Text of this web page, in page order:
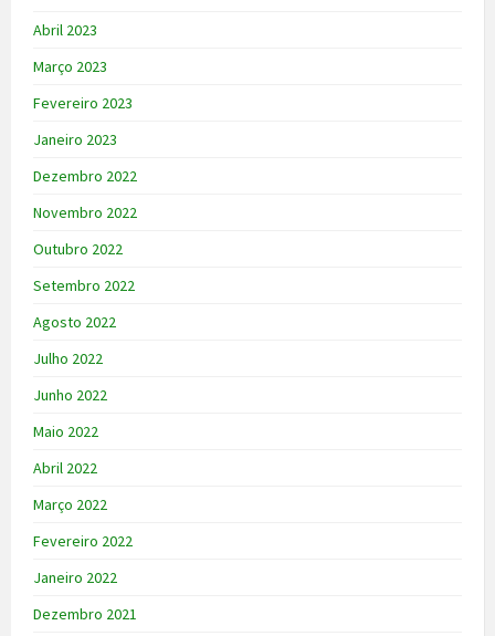
Abril 2023
Março 2023
Fevereiro 2023
Janeiro 2023
Dezembro 2022
Novembro 2022
Outubro 2022
Setembro 2022
Agosto 2022
Julho 2022
Junho 2022
Maio 2022
Abril 2022
Março 2022
Fevereiro 2022
Janeiro 2022
Dezembro 2021